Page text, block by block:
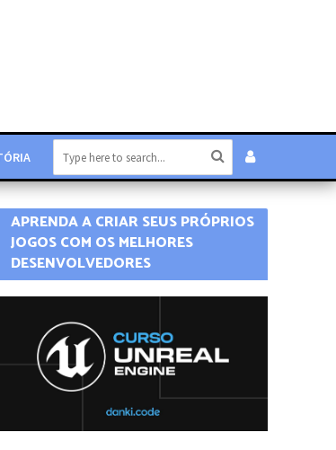
APRENDA A CRIAR SEUS PRÓPRIOS
JOGOS COM OS MELHORES
DESENVOLVEDORES